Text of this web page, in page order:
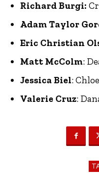
Richard Burgi:
Adam Taylor
Eric Christian
Matt McColm:
Jessica Biel: Chloe
Valerie Cruz: